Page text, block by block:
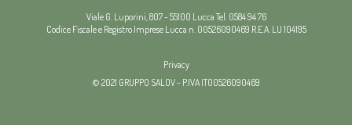
Viale G. Luporini, 807- 55100 Lucca Tel. 0584 94 76
Codice Fiscale e Registro Imprese Lucca n. 00526090469 R.E.A. LU 104195
Privacy
© 2021 GRUPPO SALOV - P.IVA IT00526090469